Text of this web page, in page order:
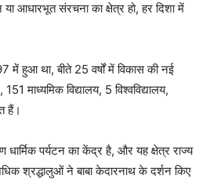
आधारभूत संरचना का क्षेत्र हो, हर दिशा में
में हुआ था, बीते 25 वर्षों में विकास की नई
माध्यमिक विद्यालय, 5 विश्वविद्यालय,
हैं।
धार्मिक पर्यटन का केंद्र है, और यह क्षेत्र राज्य
श्रद्धालुओं ने बाबा केदारनाथ के दर्शन किए